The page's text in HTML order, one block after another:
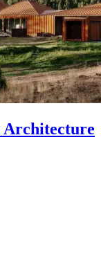
Architecture